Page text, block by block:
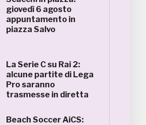
giovedì 6 agosto
appuntamento in
piazza Salvo
La Serie C su Rai 2:
alcune partite di Lega
Pro saranno
trasmesse in diretta
Beach Soccer AiCS: